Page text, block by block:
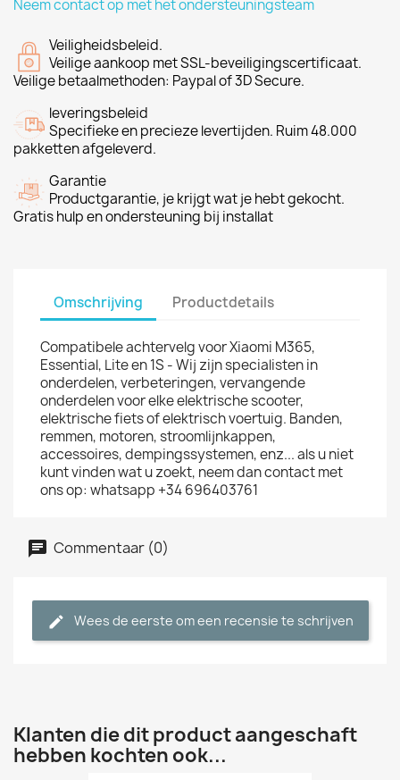
Neem contact op met het ondersteuningsteam
Veiligheidsbeleid.
Veilige aankoop met SSL-beveiligingscertificaat.
Veilige betaalmethoden: Paypal of 3D Secure.
leveringsbeleid
Specifieke en precieze levertijden. Ruim 48.000
pakketten afgeleverd.
Garantie
Productgarantie, je krijgt wat je hebt gekocht.
Gratis hulp en ondersteuning bij installat
Omschrijving Productdetails
Compatibele achtervelg voor Xiaomi M365,
Essential, Lite en 1S - Wij zijn specialisten in
onderdelen, verbeteringen, vervangende
onderdelen voor elke elektrische scooter,
elektrische fiets of elektrisch voertuig. Banden,
remmen, motoren, stroomlijnkappen,
accessoires, dempingssystemen, enz... als u niet
kunt vinden wat u zoekt, neem dan contact met
ons op: whatsapp +34 696403761
Commentaar (0)
Wees de eerste om een recensie te schrijven
Klanten die dit product aangeschaft
hebben kochten ook...